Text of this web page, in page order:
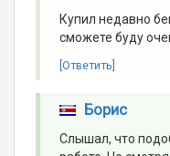
Купил недавно
сможете буду
[Ответить]
Борис
Слышал, что